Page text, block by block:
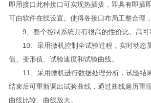
即用接口此种接口可实现热插拔，即具有即插
可由软件在线设置。使得各接口布局工整合理
9、整个控制系统具有很高的性价比、高可
10、采用微机控制全试验过程，实时动态
值、变形值、试验速度和试验曲线。
11、采用微机进行数据处理分析，试验结
结束后可重新调出试验曲线，通过曲线遍历重
曲线比较、曲线放大。